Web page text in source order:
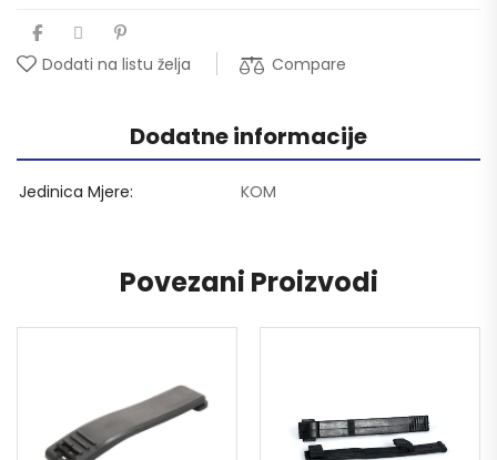
Dodati na listu želja Compare
Dodatne informacije
Jedinica Mjere KOM
Povezani Proizvodi